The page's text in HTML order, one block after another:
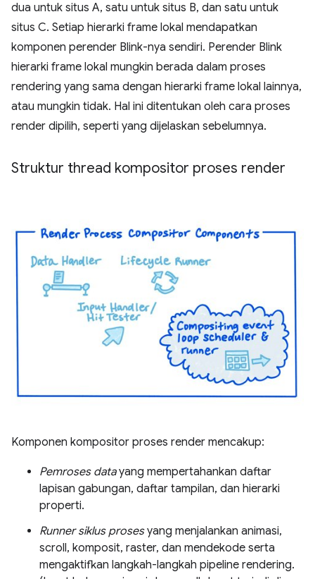
dua untuk situs A, satu untuk situs B, dan satu untuk
situs C. Setiap hierarki frame lokal mendapatkan
komponen perender Blink-nya sendiri. Perender Blink
hierarki frame lokal mungkin berada dalam proses
rendering yang sama dengan hierarki frame lokal lainnya,
atau mungkin tidak. Hal ini ditentukan oleh cara proses
render dipilih, seperti yang dijelaskan sebelumnya.
Struktur thread kompositor proses render
Komponen kompositor proses render mencakup:
Pemroses datayang mempertahankan daftar
lapisan gabungan, daftar tampilan, dan hierarki
properti.
Runner siklus prosesyang menjalankan animasi,
scroll, komposit, raster, dan mendekode serta
mengaktifkan langkah-langkah pipeline rendering.